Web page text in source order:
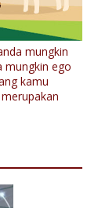
mungkin
mungkin ego
kamu